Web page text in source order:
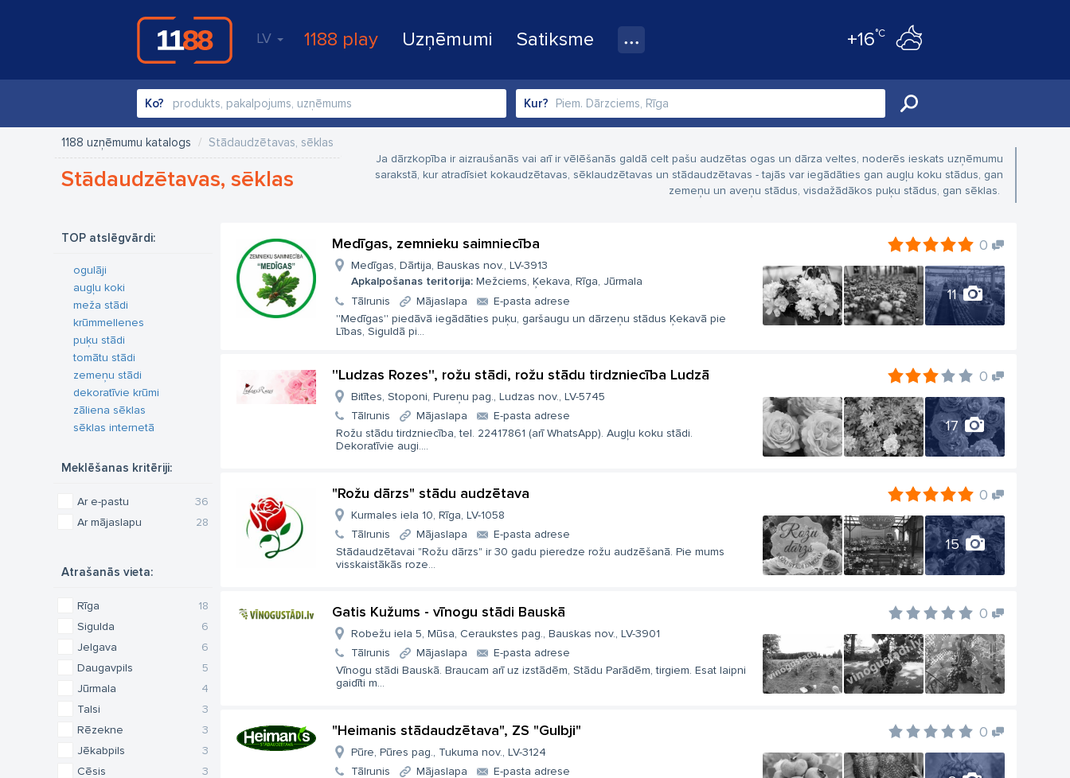
LV 1188 play Uzņēmumi Satiksme +16°C
Ko? Kur?
1188 uzņēmumu katalogs Stādaudzētavas, sēklas
Stādaudzētavas, sēklas
Ja dārzkopība ir aizraušanās vai arī ir vēlēšanās galdā celt pašu audzētas ogas un dārza veltes, noderēs ieskats uzņēmumu
sarakstā, kur atradīsiet kokaudzētavas, sēklaudzētavas un stādaudzētavas - tajās var iegādāties gan augļu koku stādus, gan
zemeņu un aveņu stādus, visdažādākos puķu stādus, gan sēklas.
TOP atslēgvārdi:
ogulāji
augļu koki
meža stādi
krūmmellenes
puķu stādi
tomātu stādi
zemeņu stādi
dekoratīvie krūmi
zāliena sēklas
sēklas internetā
Meklēšanas kritēriji:
36
Ar e-pastu
28
Ar mājaslapu
Atrašanās vieta:
18
Rīga
6
Sigulda
6
Jelgava
5
Daugavpils
4
Jūrmala
3
Talsi
3
Rēzekne
3
Jēkabpils
3
Cēsis
Medīgas, zemnieku saimniecība 0
11
Medīgas, Dārtija, Bauskas nov., LV-3913
Apkalpošanas teritorija: Mežciems, Ķekava, Rīga, Jūrmala
Tālrunis
Mājaslapa
E-pasta adrese
''Medīgas'' piedāvā iegādāties puķu, garšaugu un dārzeņu stādus Ķekavā pie
Lības, Siguldā pi...
''Ludzas Rozes'', rožu stādi, rožu stādu tirdzniecība Ludzā 0
17
Bitītes, Stoponi, Pureņu pag., Ludzas nov., LV-5745
Tālrunis
Mājaslapa
E-pasta adrese
Rožu stādu tirdzniecība, tel. 22417861 (arī WhatsApp). Augļu koku stādi.
Dekoratīvie augi....
"Rožu dārzs" stādu audzētava 0
15
Kurmales iela 10, Rīga, LV-1058
Tālrunis
Mājaslapa
E-pasta adrese
Stādaudzētavai "Rožu dārzs" ir 30 gadu pieredze rožu audzēšanā. Pie mums
visskaistākās roze...
Gatis Kužums - vīnogu stādi Bauskā 0
Robežu iela 5, Mūsa, Ceraukstes pag., Bauskas nov., LV-3901
Tālrunis
Mājaslapa
E-pasta adrese
Vīnogu stādi Bauskā. Braucam arī uz izstādēm, Stādu Parādēm, tirgiem. Esat laipni
gaidīti m...
"Heimanis stādaudzētava", ZS "Gulbji" 0
Pūre, Pūres pag., Tukuma nov., LV-3124
Tālrunis
Mājaslapa
E-pasta adrese